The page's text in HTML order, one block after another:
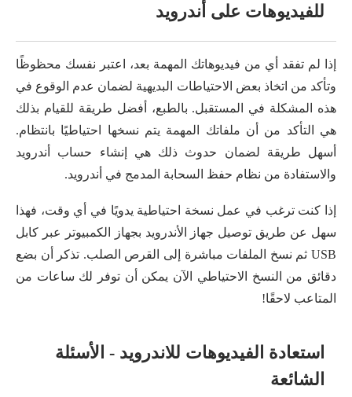
للفيديوهات على أندرويد
إذا لم تفقد أي من فيديوهاتك المهمة بعد، اعتبر نفسك محظوظًا
وتأكد من اتخاذ بعض الاحتياطات البديهية لضمان عدم الوقوع في
هذه المشكلة في المستقبل. بالطبع، أفضل طريقة للقيام بذلك
هي التأكد من أن ملفاتك المهمة يتم نسخها احتياطيًا بانتظام.
أسهل طريقة لضمان حدوث ذلك هي إنشاء حساب أندرويد
والاستفادة من نظام حفظ السحابة المدمج في أندرويد.
إذا كنت ترغب في عمل نسخة احتياطية يدويًا في أي وقت، فهذا
سهل عن طريق توصيل جهاز الأندرويد بجهاز الكمبيوتر عبر كابل
USB ثم نسخ الملفات مباشرة إلى القرص الصلب. تذكر أن بضع
دقائق من النسخ الاحتياطي الآن يمكن أن توفر لك ساعات من
المتاعب لاحقًا!
استعادة الفيديوهات للاندرويد - الأسئلة
الشائعة